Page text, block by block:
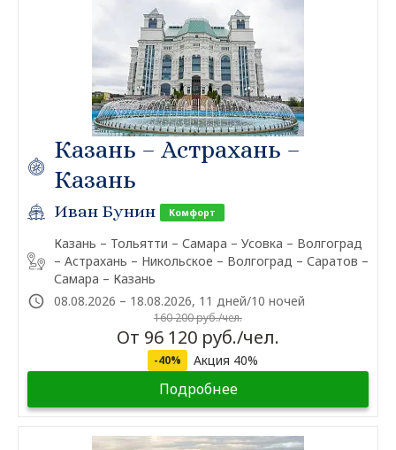
Казань – Астрахань –
Казань
Иван Бунин Комфорт
Казань – Тольятти – Самара – Усовка – Волгоград
– Астрахань – Никольское – Волгоград – Саратов –
Самара – Казань
08.08.2026 – 18.08.2026, 11 дней/10 ночей
160 200 руб./чел.
От 96 120 руб./чел.
-40% Акция 40%
Подробнее